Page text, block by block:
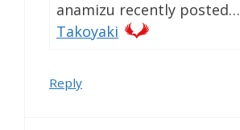
anamizu recently posted…
Takoyaki
Reply